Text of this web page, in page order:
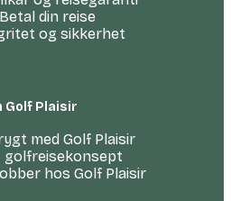
Betal din reise
og sikkerhet
Golf Plaisir
med Golf Plaisir
golfreise­konsept
hos Golf Plaisir